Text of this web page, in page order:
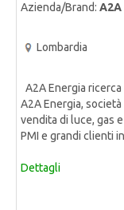
Azienda/Brand: A2A
Lombardia
A2A Energia
A2A Energia,
vendita di luce, gas
PMI e grandi clienti
Dettagli